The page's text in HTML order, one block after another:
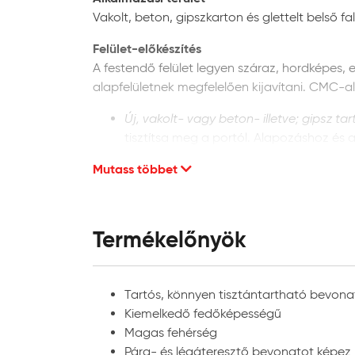
Vakolt, beton, gipszkarton és glettelt belső
Felület-előkészítés
A festendő felület legyen száraz,
alapfelületnek megfelelően kijavítani.
Új, vakolt- vagy beton- illetve; gipsz
Régi, már festett felületek:
lemosóoldattal kell kezelni a
használható a termékismertetőben leírt
Nikotin-, víz-, korom- vagy zsírfoltos
kefélni. Ezután Héra Folttakaró
Felhasználás
Mutass többet
Termékelőnyök
Tartós, könnyen tisztántartható
Kiemelkedő fedőképességű
Magas fehérség
Pára- és légáteresztő bevonatot képez